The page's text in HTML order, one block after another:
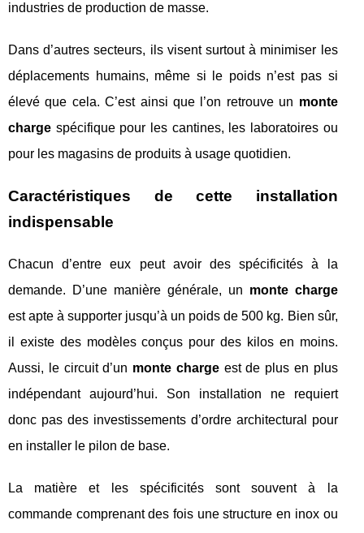
industries de production de masse.
Dans d’autres secteurs, ils visent surtout à minimiser les
déplacements humains, même si le poids n’est pas si
élevé que cela. C’est ainsi que l’on retrouve un monte
charge spécifique pour les cantines, les laboratoires ou
pour les magasins de produits à usage quotidien.
Caractéristiques de cette installation
indispensable
Chacun d’entre eux peut avoir des spécificités à la
demande. D’une manière générale, un monte charge
est apte à supporter jusqu’à un poids de 500 kg. Bien sûr,
il existe des modèles conçus pour des kilos en moins.
Aussi, le circuit d’un monte chargeest de plus en plus
indépendant aujourd’hui. Son installation ne requiert
donc pas des investissements d’ordre architectural pour
en installer le pilon de base.
La matière et les spécificités sont souvent à la
commande comprenant des fois une structure en inox ou